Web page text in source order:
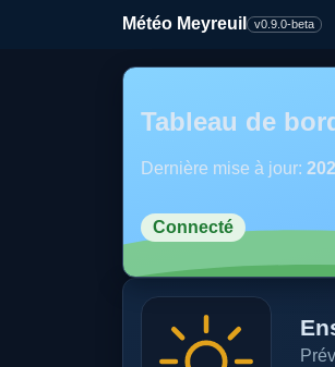
Météo Meyreuil v0.9.0-beta
Tableau de
Dernière mise à jour:
Connecté